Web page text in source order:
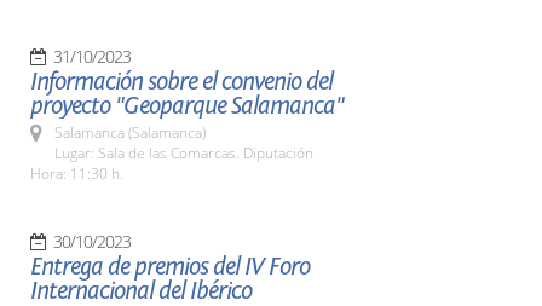
31/10/2023
Información sobre el convenio del
proyecto "Geoparque Salamanca"
Salamanca (Salamanca)
Lugar: Sala de las Comarcas. Diputación
Hora: 11:30 h.
30/10/2023
Entrega de premios del IV Foro
Internacional del Ibérico